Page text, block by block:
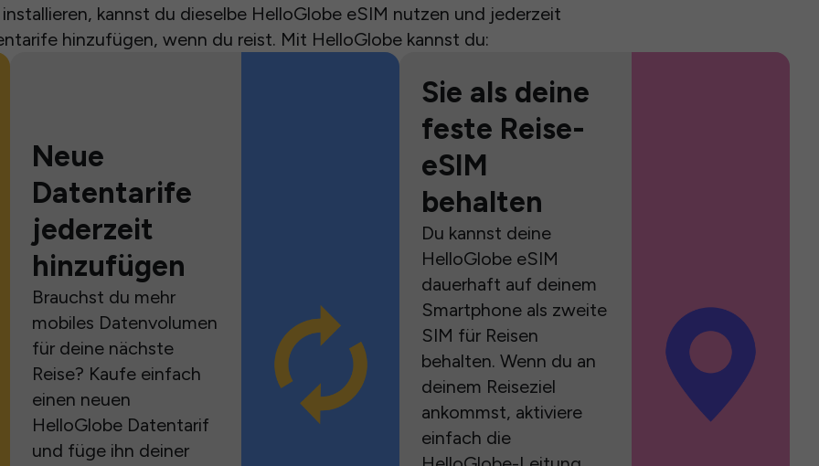
kannst du dieselbe HelloGlobe eSIM nutzen und jederzeit
hinzufügen, wenn du reist. Mit HelloGlobe kannst du:
Neue
Datentarife
jederzeit
hinzufügen
Brauchst du mehr
mobiles Datenvolumen
für deine nächste
Reise? Kaufe einfach
einen neuen
HelloGlobe Datentarif
und füge ihn deiner
Sie als deine
feste Reise-
eSIM
behalten
Du kannst deine
HelloGlobe eSIM
dauerhaft auf deinem
Smartphone als zweite
SIM für Reisen
behalten. Wenn du an
deinem Reiseziel
ankommst, aktiviere
einfach die